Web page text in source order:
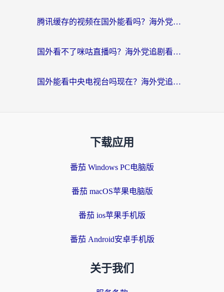
腾讯缓存的视频在国外能看吗？海外党追剧看片的终极解决方案
国外看不了咪咕直播吗？海外党追剧看片的加速器选择指南
国外能看中央电视台吗现在？海外党追剧看央视的实用指南
下载应用
番茄 Windows PC电脑版
番茄 macOS苹果电脑版
番茄 ios苹果手机版
番茄 Android安卓手机版
关于我们